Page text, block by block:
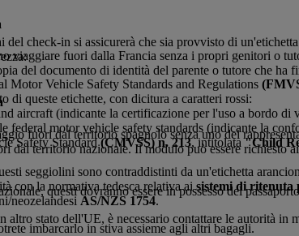
viaggiare fuori dalla Francia senza i propri genitori o
del documento di identità del parente o tutore che ha
fuori dal territorio spagnolo senza uno dei
dal territorio nazionale. Il modulo può essere
questi dovranno essere in possesso del
stato dell'UE, è necessario contattare le autorità in
check-in si assicurerà che sia provvisto di
Motor Vehicle Safety Standards and Regulations
di queste etichette, con dicitura a caratteri rossi:
aircraft (indicante la certificazione per l'uso a bordo di
federal motor vehicle safety standards (indicante la
Safety Standard(CMVSS) n. 213, intitolata"Child
seggiolini sono contraddistinti da un'etichetta
con la normativa tedesca relativa aisistemi di
neozelandesi AS/NZS 1754.
imbarcarlo in stiva assieme agli altri bagagli.